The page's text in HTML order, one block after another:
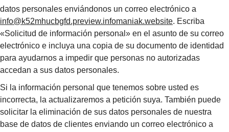
datos personales enviándonos un correo electrónico a
info@k52mhucbgfd.preview.infomaniak.website. Escriba
«Solicitud de información personal» en el asunto de su correo
electrónico e incluya una copia de su documento de identidad
para ayudarnos a impedir que personas no autorizadas
accedan a sus datos personales.
Si la información personal que tenemos sobre usted es
incorrecta, la actualizaremos a petición suya. También puede
solicitar la eliminación de sus datos personales de nuestra
base de datos de clientes enviando un correo electrónico a